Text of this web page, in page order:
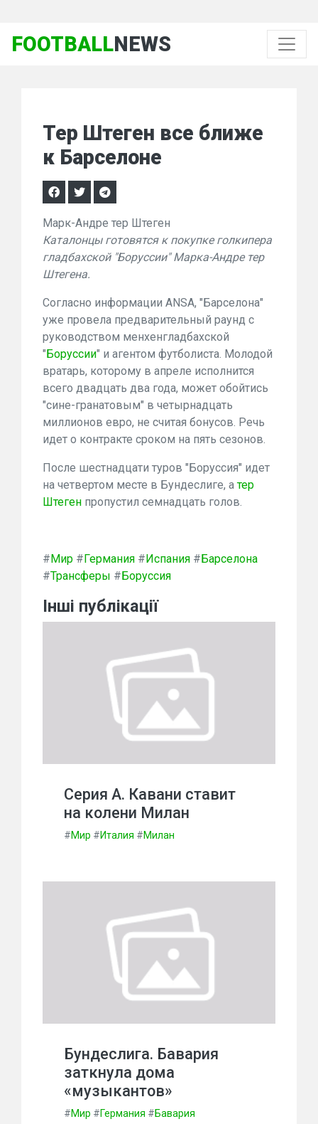
FOOTBALLNEWS
Тер Штеген все ближе
к Барселоне
Марк-Андре тер Штеген
Каталонцы готовятся к покупке голкипера
гладбахской "Боруссии" Марка-Андре тер
Штегена.
Согласно информации ANSA, "Барселона"
уже провела предварительный раунд с
руководством менхенгладбахской
"Боруссии" и агентом футболиста. Молодой
вратарь, которому в апреле исполнится
всего двадцать два года, может обойтись
"сине-гранатовым" в четырнадцать
миллионов евро, не считая бонусов. Речь
идет о контракте сроком на пять сезонов.
После шестнадцати туров "Боруссия" идет
на четвертом месте в Бундеслиге, атер
Штеген пропустил семнадцать голов.
#Мир #Германия #Испания #Барселона
#Трансферы #Боруссия
Інші публікації
Серия А. Кавани ставит
на колени Милан
#Мир #Италия #Милан
Бундеслига. Бавария
заткнула дома
«музыкантов»
#Мир #Германия #Бавария